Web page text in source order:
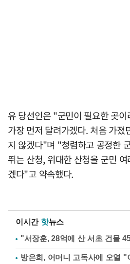
유 당선인은 "군민이 필요한 곳
가장 먼저 달려가겠다. 처음 가졌
지 않겠다"며 "청렴하고 공정한
뛰는 산청, 위대한 산청을 군민
겠다"고 약속했다.
이시간 핫뉴스
"서장훈, 28억에 산 서초 건물
방은희, 어머니 고독사에 오열 "